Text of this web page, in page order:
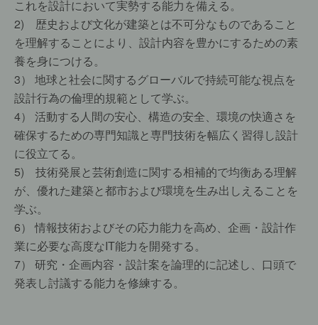
これを設計において実勢する能力を備える。
2) 歴史および文化が建築とは不可分なものであること
を理解することにより、設計内容を豊かにするための素
養を身につける。
3） 地球と社会に関するグローバルで持続可能な視点を
設計行為の倫理的規範として学ぶ。
4） 活動する人間の安心、構造の安全、環境の快適さを
確保するための専門知識と専門技術を幅広く習得し設計
に役立てる。
5) 技術発展と芸術創造に関する相補的で均衡ある理解
が、優れた建築と都市および環境を生み出しえることを
学ぶ。
6） 情報技術およびその応力能力を高め、企画・設計作
業に必要な高度なIT能力を開発する。
7） 研究・企画内容・設計案を論理的に記述し、口頭で
発表し討議する能力を修練する。